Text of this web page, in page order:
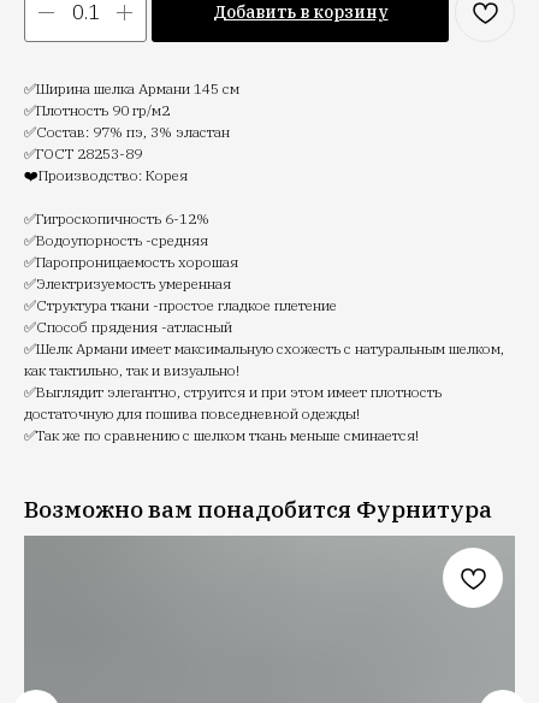
Добавить в корзину
✅Ширина шелка Армани 145 см
✅Плотность 90 гр/м2
✅Состав: 97% пэ, 3% эластан
✅ГОСТ 28253-89
❤️Производство: Корея
✅Гигроскопичность 6-12%
✅Водоупорность -средняя
✅Паропроницаемость хорошая
✅Электризуемость умеренная
✅Структура ткани -простое гладкое плетение
✅Способ прядения -атласный
✅Шелк Армани имеет максимальную схожесть с натуральным шелком,
как тактильно, так и визуально!
✅Выглядит элегантно, струится и при этом имеет плотность
достаточную для пошива повседневной одежды!
✅Так же по сравнению с шелком ткань меньше сминается!
Возможно вам понадобится Фурнитура